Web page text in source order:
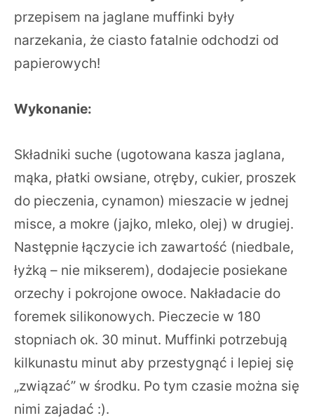
przepisem na jaglane muffinki były
narzekania, że ciasto fatalnie odchodzi od
papierowych!
Wykonanie:
Składniki suche (ugotowana kasza jaglana,
mąka, płatki owsiane, otręby, cukier, proszek
do pieczenia, cynamon) mieszacie w jednej
misce, a mokre (jajko, mleko, olej) w drugiej.
Następnie łączycie ich zawartość (niedbale,
łyżką – nie mikserem), dodajecie posiekane
orzechy i pokrojone owoce. Nakładacie do
foremek silikonowych. Pieczecie w 180
stopniach ok. 30 minut. Muffinki potrzebują
kilkunastu minut aby przestygnąć i lepiej się
„związać” w środku. Po tym czasie można się
nimi zajadać :).